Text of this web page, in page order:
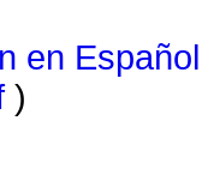
en Español
)